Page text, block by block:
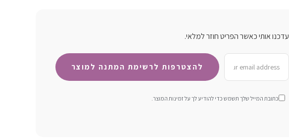
עדכנו אותי כאשר הפריט חוזר למלאי.
כתובת המייל שלך תשמש כדי להודיע ​​לך על זמינות המוצר.